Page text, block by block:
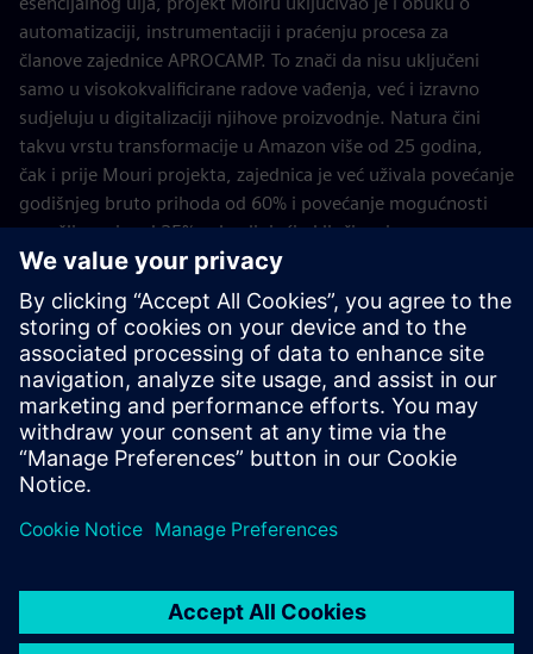
automatizaciji, instrumentaciji i praćenju procesa za
članove zajednice APROCAMP. To znači da nisu uključeni
samo u visokokvalificirane radove vađenja, već i izravno
sudjeluju u digitalizaciji njihove proizvodnje. Natura čini
takvu vrstu transformacije u Amazon više od 25 godina,
čak i prije Mouri projekta, zajednica je već uživala povećanje
godišnjeg bruto prihoda od 60% i povećanje mogućnosti
zapošljavanja od 25% zahvaljujući uključivanju u
proizvodnju esencijalnog ulja.
Sada kada je projekt Moiru uspješno prošao kroz dokaz
koncepta, sljedeći koraci uključuju istraživanje novih
aplikacija, poput optimizacije temeljene na AI. Nadalje,
pristup služi kao nacrt za druge agroindustrije.
Travanj 2026
Tech4Amazonija